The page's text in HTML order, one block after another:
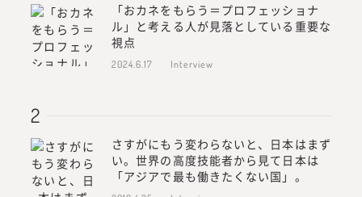
「おカネをもらう＝プロフェッショナ
ル」と考える人が見落としている重要な
視点
2024.6.17 Interview
さすがにもう変わらないと、日本はまず
い。世界の高度技能者から見て日本は
「アジアで最も働きたくない国」。